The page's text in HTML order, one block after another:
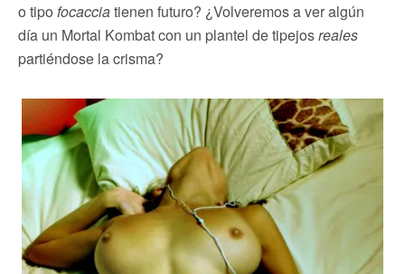
o tipo focacciatienen futuro? ¿Volveremos a ver algún
día un Mortal Kombat con un plantel de tipejosreales
partiéndose la crisma?